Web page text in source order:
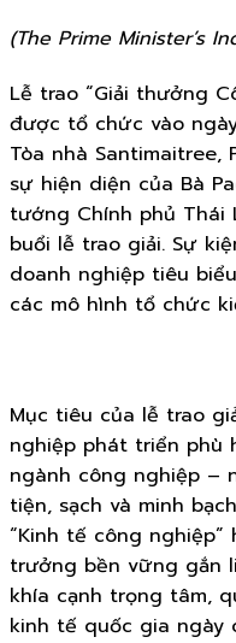
(The Prime Minister’s
Lễ trao “Giải thưởng
được tổ chức vào
Tòa nhà
sự hiện diện của Bà
tướng Chính phủ Thái
buổi lễ trao giải. Sự
doanh nghiệp tiêu
các mô hình tổ chức
Mục tiêu của lễ trao
nghiệp phát triển phù
ngành công nghiệp –
tiện, sạch và minh
“Kinh tế công
trưởng bền vững gắn
khía cạnh trọng tâm,
kinh tế quốc gia ngày